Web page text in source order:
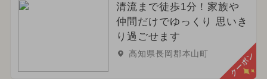
清流まで徒歩1分！家族や
仲間だけでゆっくり 思いき
り過ごせます
高知県長岡郡本山町 クーポン